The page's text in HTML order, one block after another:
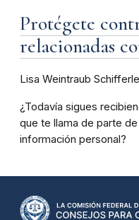
Protégete
relacionadas
Lisa Weintraub Schifferle
¿Todavía sigues
que te llama de parte
información personal?